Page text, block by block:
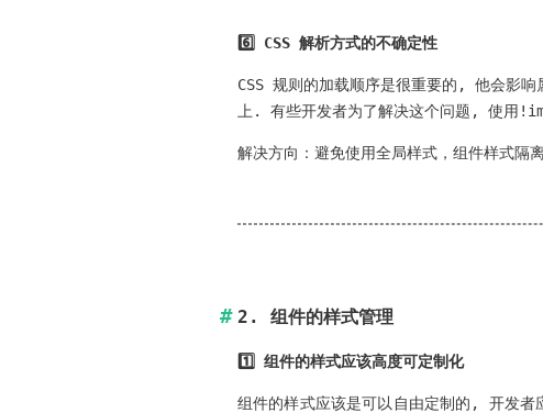
6️⃣ CSS 解析方式的不确定性
CSS 规则的加载顺序是很重要的, 他会影
上. 有些开发者为了解决这个问题, 使用
解决方向：避免使用全局样式，组件样式隔
2. 组件的样式管理
1️⃣ 组件的样式应该高度可定制化
组件的样式应该是可以自由定制的, 开发